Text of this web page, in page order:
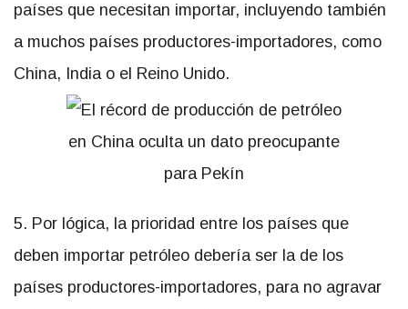
países que necesitan importar, incluyendo también
a muchos países productores-importadores, como
China, India o el Reino Unido.
5. Por lógica, la prioridad entre los países que
deben importar petróleo debería ser la de los
países productores-importadores, para no agravar